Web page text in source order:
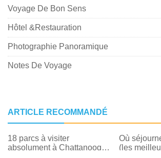
Voyage De Bon Sens
Hôtel &Restauration
Photographie Panoramique
Notes De Voyage
ARTICLE RECOMMANDÉ
18 parcs à visiter
absolument à Chattanooga
Où
(les